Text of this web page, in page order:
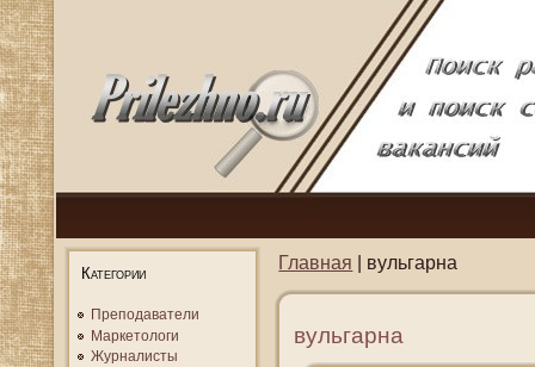
Категории
Преподаватели
Маркетологи
Журналисты
Главная | вульгарна
вульгарна